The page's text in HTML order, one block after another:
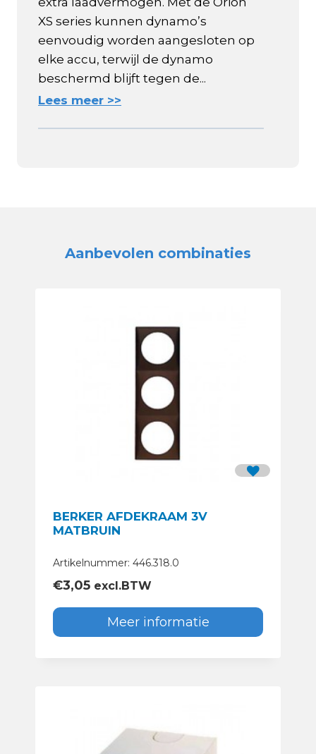
XS series kunnen dynamo’s
eenvoudig worden aangesloten op
elke accu, terwijl de dynamo
beschermd blijft tegen de...
Lees meer >>
Aanbevolen combinaties
BERKER AFDEKRAAM 3V
MATBRUIN
Artikelnummer: 446.318.0
€3,05 excl.BTW
Meer informatie